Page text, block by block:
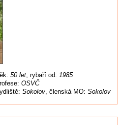
50 let , rybaří od: 1985
OSVČ
Sokolov , členská MO: Sokolov